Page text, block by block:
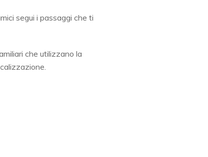
segui i passaggi che ti
che utilizzano la